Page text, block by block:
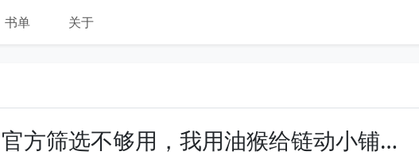
书单 关于
官方筛选不够用，我用油猴给链动小铺货